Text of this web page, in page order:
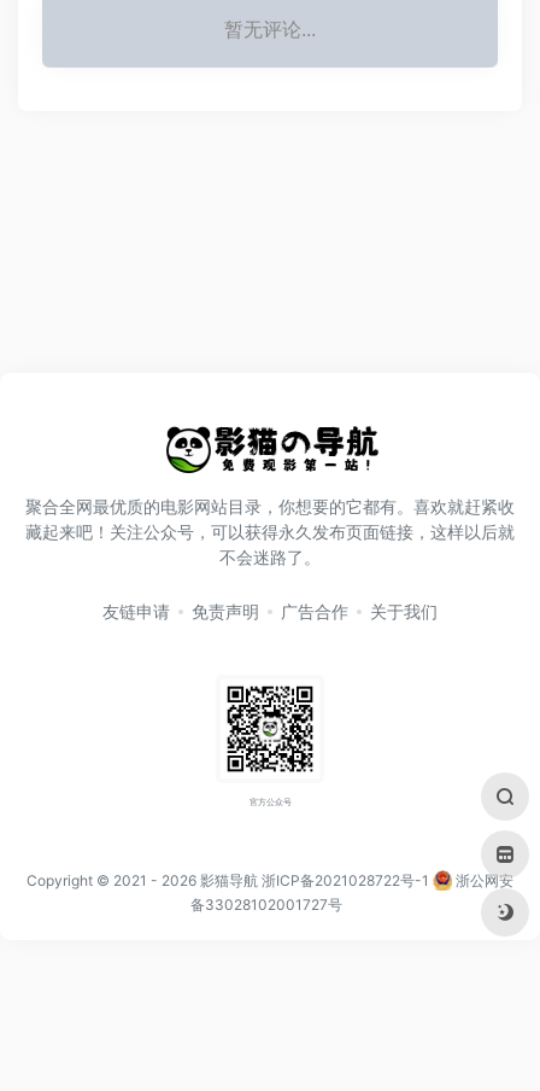
暂无评论...
聚合全网最优质的电影网站目录，你想要的它都有。喜欢就赶紧收
藏起来吧！关注公众号，可以获得永久发布页面链接，这样以后就
不会迷路了。
友链申请 免责声明 广告合作 关于我们
官方公众号
Copyright © 2021 - 2026 影猫导航 浙ICP备2021028722号-1
浙公网安
备33028102001727号